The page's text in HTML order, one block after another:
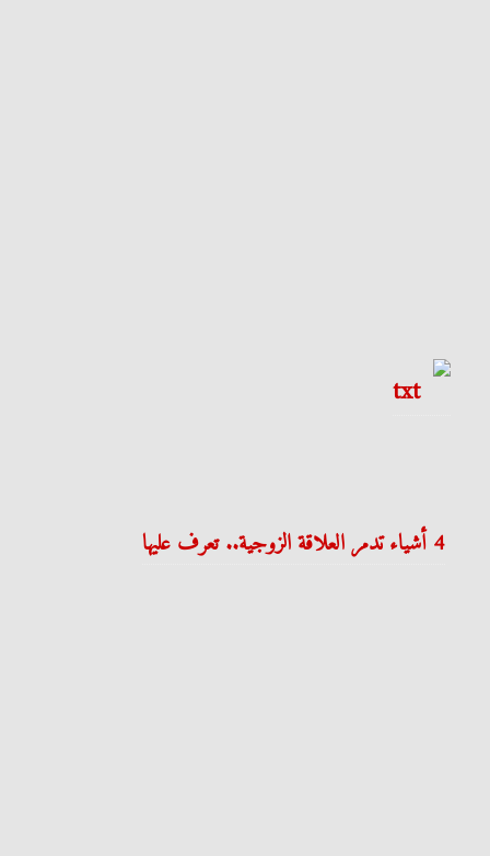
4 أشياء تدمر العلاقة الزوجية.. تعرف عليها